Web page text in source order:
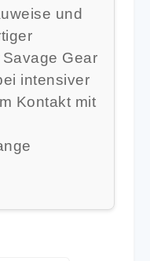
und
Gear
intensiver
Kontakt mit